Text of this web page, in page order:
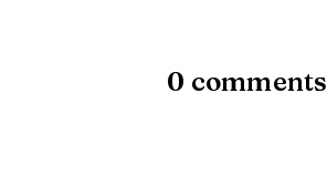
0 comments